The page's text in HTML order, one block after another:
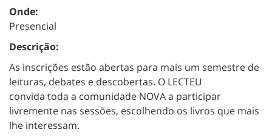
Onde:
Presencial
Descrição:
As inscrições estão abertas para mais um semestre de
leituras, debates e descobertas. O LECTEU
convida toda a comunidade NOVAa participar
livremente nas sessões, escolhendo os livros que mais
lhe interessam.